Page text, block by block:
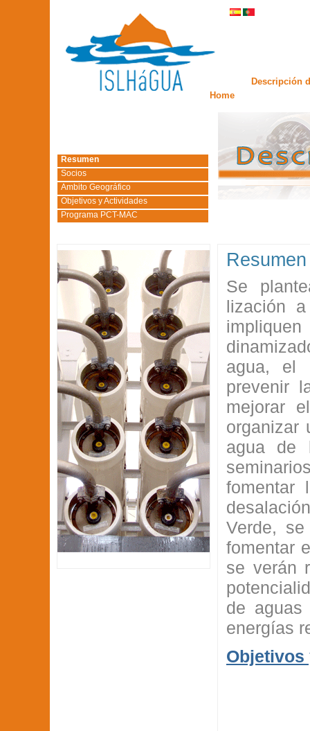
Home
Descripción
Resumen
Socios
Ambito Geográfico
Objetivos y Actividades
Programa PCT-MAC
Resumen
Se
lización
agua, el
prevenir
mejorar
organizar
agua de
fomentar
Verde,
fomentar
se verán
de aguas
energías
Objetivos